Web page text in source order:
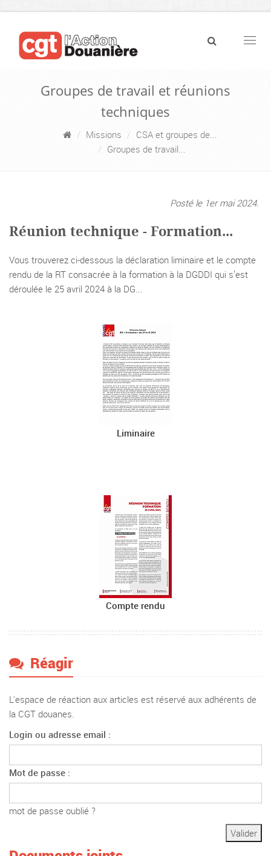
Groupes de travail et réunions
techniques
Missions
CSA et groupes de...
Groupes de travail...
Posté le 1er mai 2024.
Réunion technique - Formation...
Vous trouverez ci-dessous la déclaration liminaire et le compte
rendu de la RT consacrée à la formation à la DGDDI qui s’est
déroulée le 25 avril 2024 à la DG...
Liminaire
Compte rendu
Réagir
L'espace de réaction aux articles est réservé aux adhérents de
la CGT douanes.
Login ou adresse email :
Mot de passe :
mot de passe oublié ?